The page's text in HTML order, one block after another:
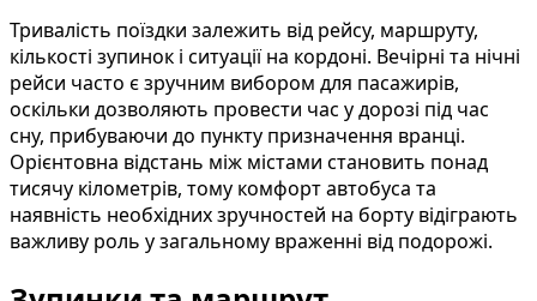
Тривалість поїздки залежить від рейсу, маршруту,
кількості зупинок і ситуації на кордоні. Вечірні та нічні
рейси часто є зручним вибором для пасажирів,
оскільки дозволяють провести час у дорозі під час
сну, прибуваючи до пункту призначення вранці.
Орієнтовна відстань між містами становить понад
тисячу кілометрів, тому комфорт автобуса та
наявність необхідних зручностей на борту відіграють
важливу роль у загальному враженні від подорожі.